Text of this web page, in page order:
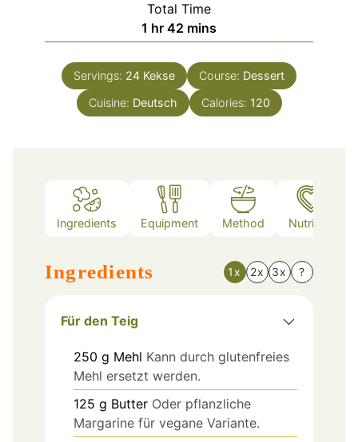
Total Time
1 hour
hr 42 minutes
mins
Servings: 24 Kekse Course: Dessert
Cuisine: Deutsch Calories: 120
Ingredients Equipment Method Nutrition
Ingredients 1x 2x 3x ?
Für den Teig
250 g Mehl Kann durch glutenfreies
Mehl ersetzt werden.
125 g Butter Oder pflanzliche
Margarine für vegane Variante.